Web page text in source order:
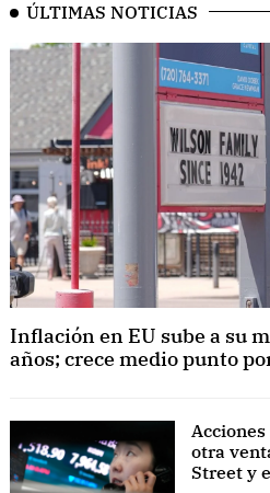
ÚLTIMAS NOTICIAS
Inflación en EU sube a su
años; crece medio punto
otra
Street y